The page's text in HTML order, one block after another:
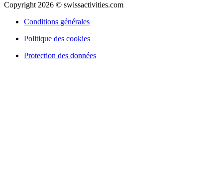
Copyright 2026 © swissactivities.com
Conditions générales
Politique des cookies
Protection des données